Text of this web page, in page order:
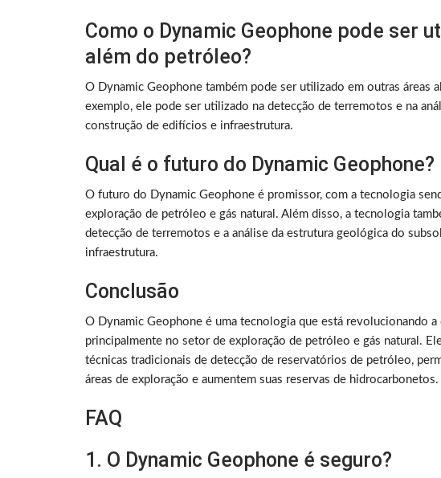
Como o Dynamic Geophone pode ser
além do petróleo?
O Dynamic Geophone também pode ser utilizado em outras áreas
exemplo, ele pode ser utilizado na detecção de terremotos e na
construção de edifícios e infraestrutura.
Qual é o futuro do Dynamic Geophone?
O futuro do Dynamic Geophone é promissor, com a tecnologia
exploração de petróleo e gás natural. Além disso, a tecnologia
detecção de terremotos e a análise da estrutura geológica do
infraestrutura.
Conclusão
O Dynamic Geophone é uma tecnologia que está revolucionando
principalmente no setor de exploração de petróleo e gás natural.
técnicas tradicionais de detecção de reservatórios de petróleo,
áreas de exploração e aumentem suas reservas de hidrocarbonetos.
FAQ
1. O Dynamic Geophone é seguro?